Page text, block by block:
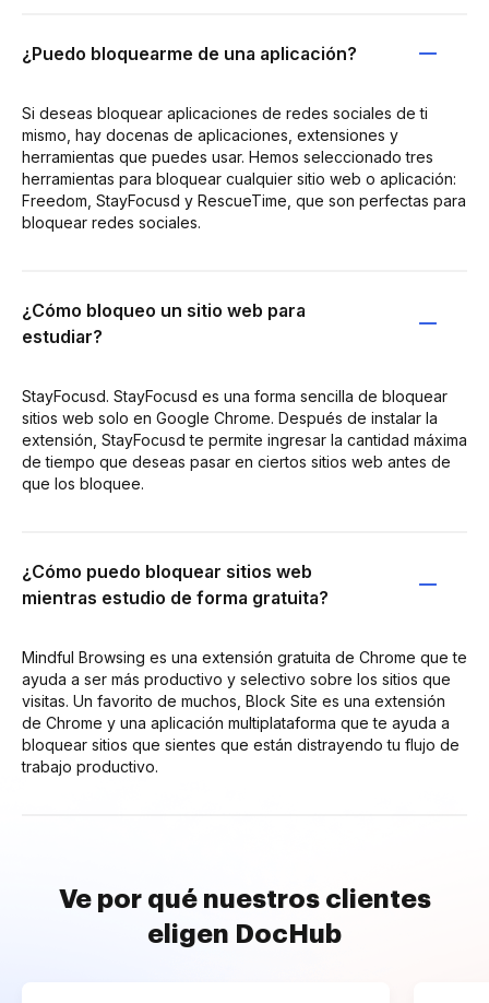
¿Puedo bloquearme de una aplicación?
Si deseas bloquear aplicaciones de redes sociales de ti
mismo, hay docenas de aplicaciones, extensiones y
herramientas que puedes usar. Hemos seleccionado tres
herramientas para bloquear cualquier sitio web o aplicación:
Freedom, StayFocusd y RescueTime, que son perfectas para
bloquear redes sociales.
¿Cómo bloqueo un sitio web para
estudiar?
StayFocusd. StayFocusd es una forma sencilla de bloquear
sitios web solo en Google Chrome. Después de instalar la
extensión, StayFocusd te permite ingresar la cantidad máxima
de tiempo que deseas pasar en ciertos sitios web antes de
que los bloquee.
¿Cómo puedo bloquear sitios web
mientras estudio de forma gratuita?
Mindful Browsing es una extensión gratuita de Chrome que te
ayuda a ser más productivo y selectivo sobre los sitios que
visitas. Un favorito de muchos, Block Site es una extensión
de Chrome y una aplicación multiplataforma que te ayuda a
bloquear sitios que sientes que están distrayendo tu flujo de
trabajo productivo.
Ve por qué nuestros clientes
eligen DocHub